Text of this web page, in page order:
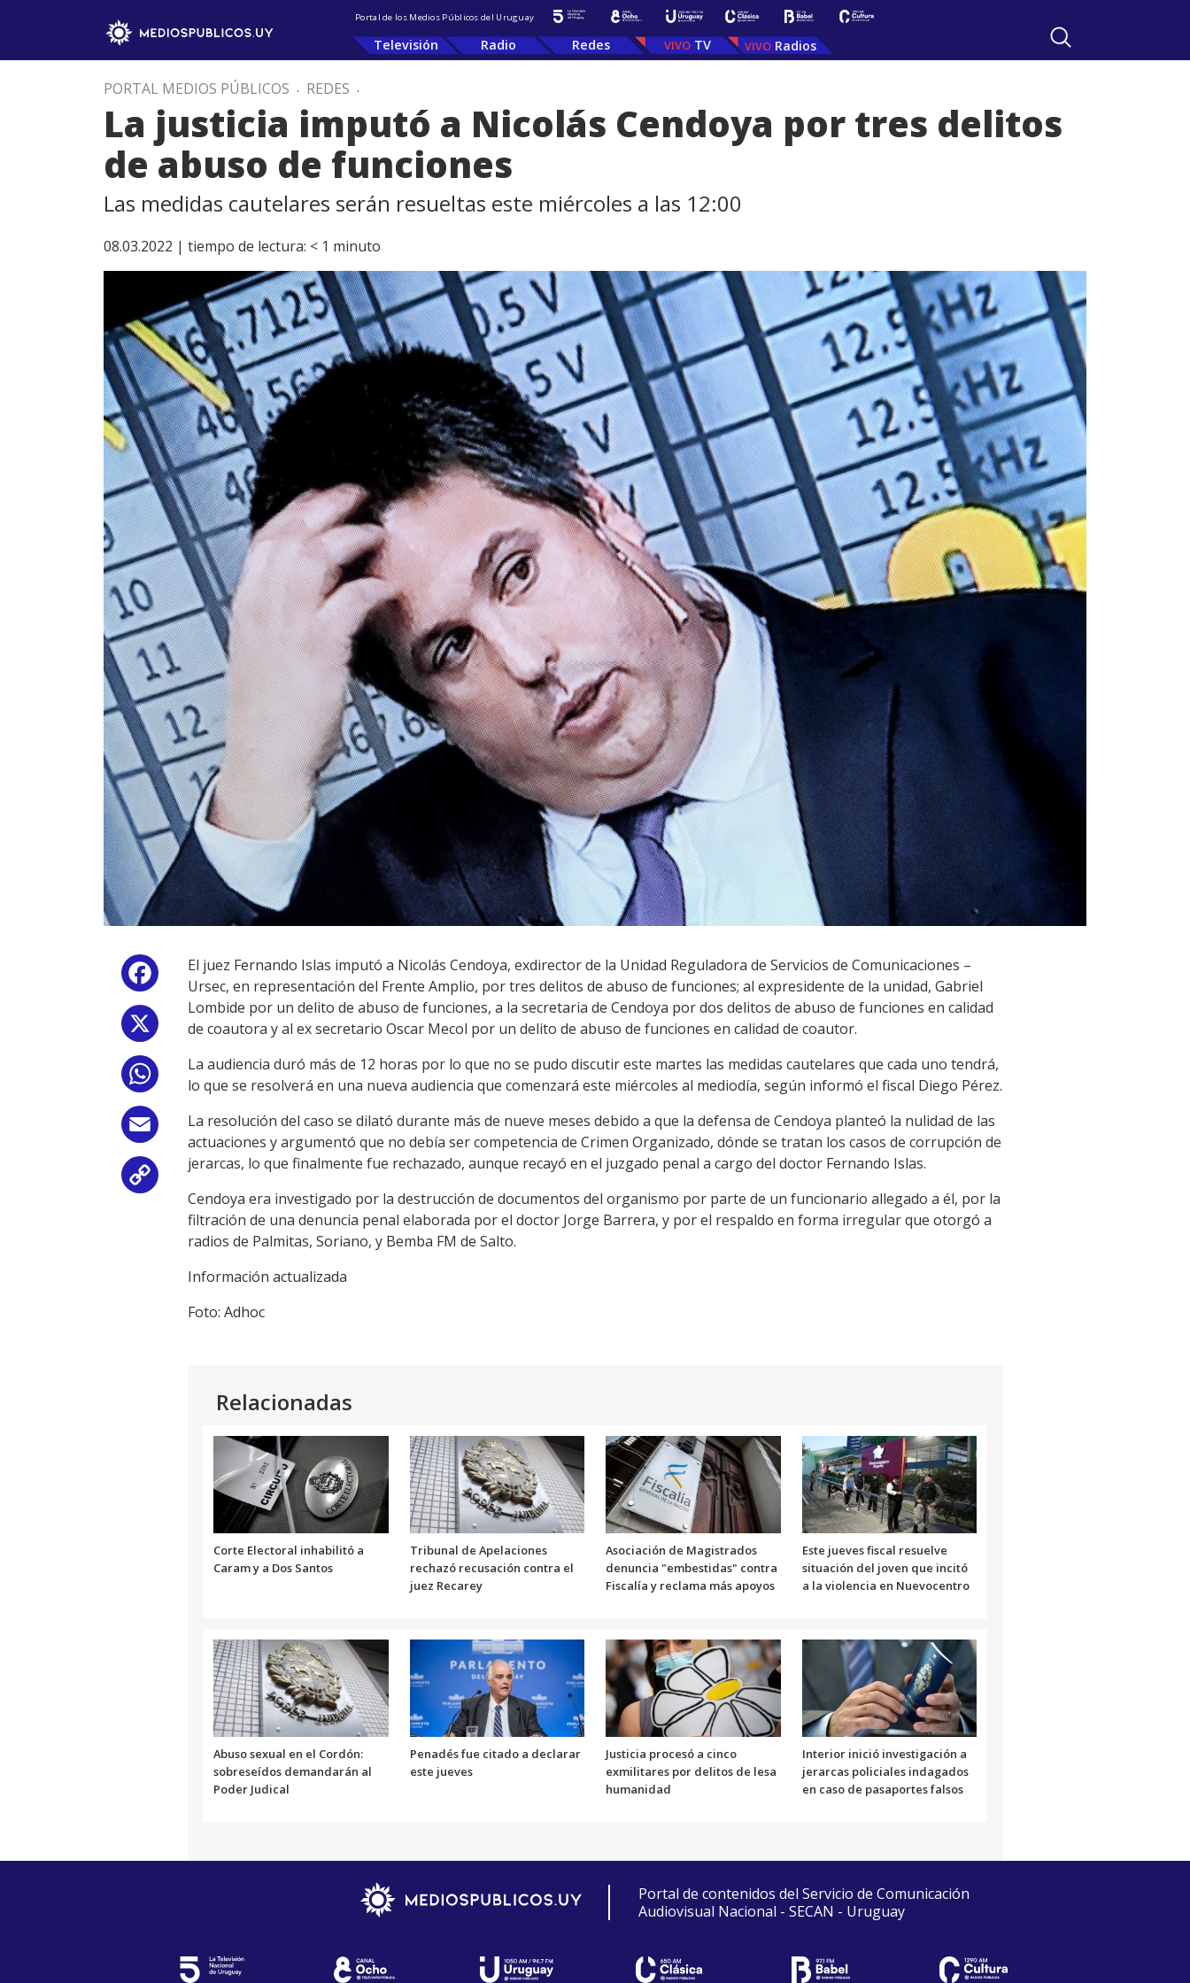
Portal de los Medios Públicos del Uruguay
Televisión Radio Redes TV Radios
PORTAL MEDIOS PÚBLICOS . REDES .
La justicia imputó a Nicolás Cendoya por tres delitos
de abuso de funciones
Las medidas cautelares serán resueltas este miércoles a las 12:00
08.03.2022 | tiempo de lectura: < 1 minuto
Facebook
WhatsApp
Email
Copy
Link
El juez Fernando Islas imputó a Nicolás Cendoya, exdirector de la Unidad Reguladora de Servicios de Comunicaciones –
Ursec, en representación del Frente Amplio, por tres delitos de abuso de funciones; al expresidente de la unidad, Gabriel
Lombide por un delito de abuso de funciones, a la secretaria de Cendoya por dos delitos de abuso de funciones en calidad
de coautora y al ex secretario Oscar Mecol por un delito de abuso de funciones en calidad de coautor.
La audiencia duró más de 12 horas por lo que no se pudo discutir este martes las medidas cautelares que cada uno tendrá,
lo que se resolverá en una nueva audiencia que comenzará este miércoles al mediodía, según informó el fiscal Diego Pérez.
La resolución del caso se dilató durante más de nueve meses debido a que la defensa de Cendoya planteó la nulidad de las
actuaciones y argumentó que no debía ser competencia de Crimen Organizado, dónde se tratan los casos de corrupción de
jerarcas, lo que finalmente fue rechazado, aunque recayó en el juzgado penal a cargo del doctor Fernando Islas.
Cendoya era investigado por la destrucción de documentos del organismo por parte de un funcionario allegado a él, por la
filtración de una denuncia penal elaborada por el doctor Jorge Barrera, y por el respaldo en forma irregular que otorgó a
radios de Palmitas, Soriano, y Bemba FM de Salto.
Información actualizada
Foto: Adhoc
Relacionadas
Corte Electoral inhabilitó a
Caram y a Dos Santos
Tribunal de Apelaciones
rechazó recusación contra el
juez Recarey
Asociación de Magistrados
denuncia "embestidas" contra
Fiscalía y reclama más apoyos
Este jueves fiscal resuelve
situación del joven que incitó
a la violencia en Nuevocentro
Abuso sexual en el Cordón:
sobreseídos demandarán al
Poder Judical
Penadés fue citado a declarar
este jueves
Justicia procesó a cinco
exmilitares por delitos de lesa
humanidad
Interior inició investigación a
jerarcas policiales indagados
en caso de pasaportes falsos
Portal de contenidos del Servicio de Comunicación
Audiovisual Nacional - SECAN - Uruguay